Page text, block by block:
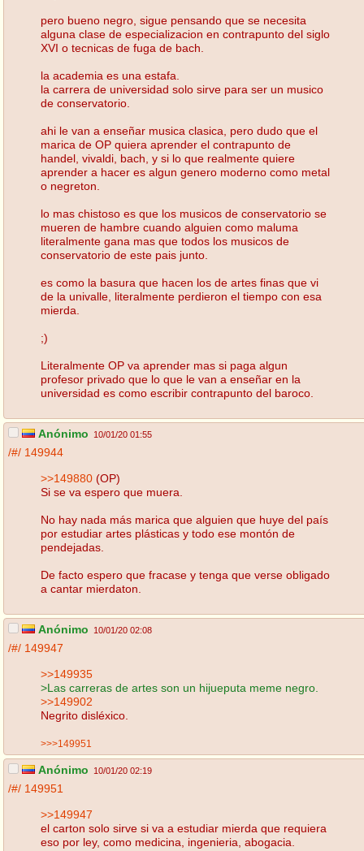
pero bueno negro, sigue pensando que se necesita
alguna clase de especializacion en contrapunto del siglo
XVI o tecnicas de fuga de bach.
la academia es una estafa.
la carrera de universidad solo sirve para ser un musico
de conservatorio.
ahi le van a enseñar musica clasica, pero dudo que el
marica de OP quiera aprender el contrapunto de
handel, vivaldi, bach, y si lo que realmente quiere
aprender a hacer es algun genero moderno como metal
o negreton.
lo mas chistoso es que los musicos de conservatorio se
mueren de hambre cuando alguien como maluma
literalmente gana mas que todos los musicos de
conservatorio de este pais junto.
es como la basura que hacen los de artes finas que vi
de la univalle, literalmente perdieron el tiempo con esa
mierda.
;)
Literalmente OP va aprender mas si paga algun
profesor privado que lo que le van a enseñar en la
universidad es como escribir contrapunto del baroco.
Anónimo 10/01/20 01:55
/#/ 149944
>>149880 (OP)
Si se va espero que muera.
No hay nada más marica que alguien que huye del país
por estudiar artes plásticas y todo ese montón de
pendejadas.
De facto espero que fracase y tenga que verse obligado
a cantar mierdaton.
Anónimo 10/01/20 02:08
/#/ 149947
>>149935
>Las carreras de artes son un hijueputa meme negro.
>>149902
Negrito disléxico.
>>>149951
Anónimo 10/01/20 02:19
/#/ 149951
>>149947
el carton solo sirve si va a estudiar mierda que requiera
eso por ley, como medicina, ingenieria, abogacia.